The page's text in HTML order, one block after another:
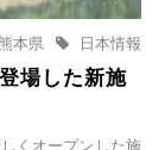
熊本県 日本情報
場した新施
くオープンした施